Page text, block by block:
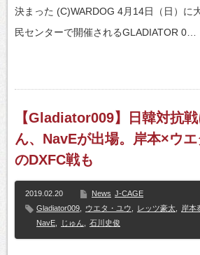
決まった (C)WARDOG 4月14日（日）に
民センターで開催されるGLADIATOR 0…
【Gladiator009】日韓対抗
ん、NavEが出場。岸本×ウ
のDXFC戦も
2019.02.20 News J-CAGE
Gladiator009
ウエタ・ユウ レッツ豪太 岸本
NavE
じゅん 石川史俊